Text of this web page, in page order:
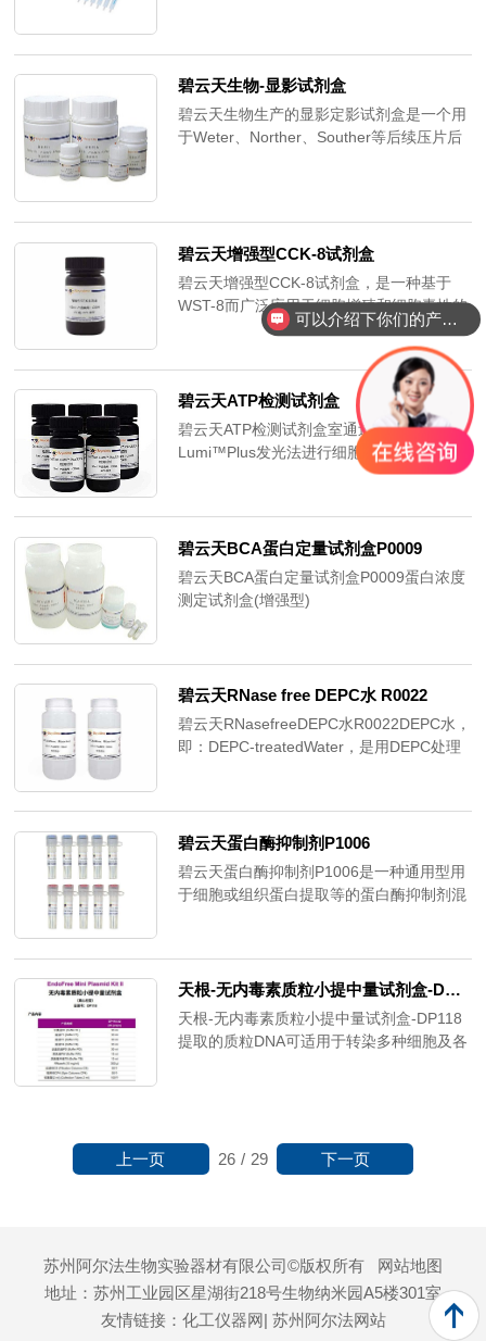
质，其工作原理主要是利用具有网状结构的
葡聚糖凝胶的分子筛作用，根据被分离物质
的分子大小不同来进行分离。
碧云天生物-显影试剂盒
碧云天生物生产的显影定影试剂盒是一个用
于Weter、Norther、Souther等后续压片后
影定影试剂盒不再需要其它任何试剂，只需
加水溶解并定容后，即可使用。
碧云天增强型CCK-8试剂盒
碧云天增强型CCK-8试剂盒，是一种基于
WST-8而广泛应用于细胞增殖和细胞毒性的
快速、高灵敏度检测的试剂盒。
碧云天ATP检测试剂盒
碧云天ATP检测试剂盒室通过CellTiter-
Lumi™Plus发光法进行细胞活力检测试剂盒
简称CTLPlus发光法细胞活力检测试剂盒或
CTLPlusATP检测试剂盒。是一种通过化学
发光法测定细胞内ATP含量从而用于灵敏
度、超宽线性范围定量检测活细胞数目的试
剂盒。
碧云天BCA蛋白定量试剂盒P0009
碧云天BCA蛋白定量试剂盒P0009蛋白浓度
测定试剂盒(增强型)
实现了蛋白浓度测定的简单、高稳定性、高
灵敏度和兼容性。
碧云天RNase free DEPC水 R0022
碧云天RNasefreeDEPC水R0022DEPC水，
即：DEPC-treatedWater，是用DEPC处理
碧云天蛋白酶抑制剂P1006
碧云天蛋白酶抑制剂P1006是一种通用型用
于细胞或组织蛋白提取等的蛋白酶抑制剂混
并提供独立包装的0.1MEDTA。
天根-无内毒素质粒小提中量试剂盒-DP118
天根-无内毒素质粒小提中量试剂盒-DP118
提取的质粒DNA可适用于转染多种细胞及各
26 / 29
上一页 下一页
苏州阿尔法生物实验器材有限公司©版权所有
网站地图
地址：苏州工业园区星湖街218号生物纳米园A5楼301室
友情链接： 化工仪器网| 苏州阿尔法网站
可以介绍下你们的产品么？